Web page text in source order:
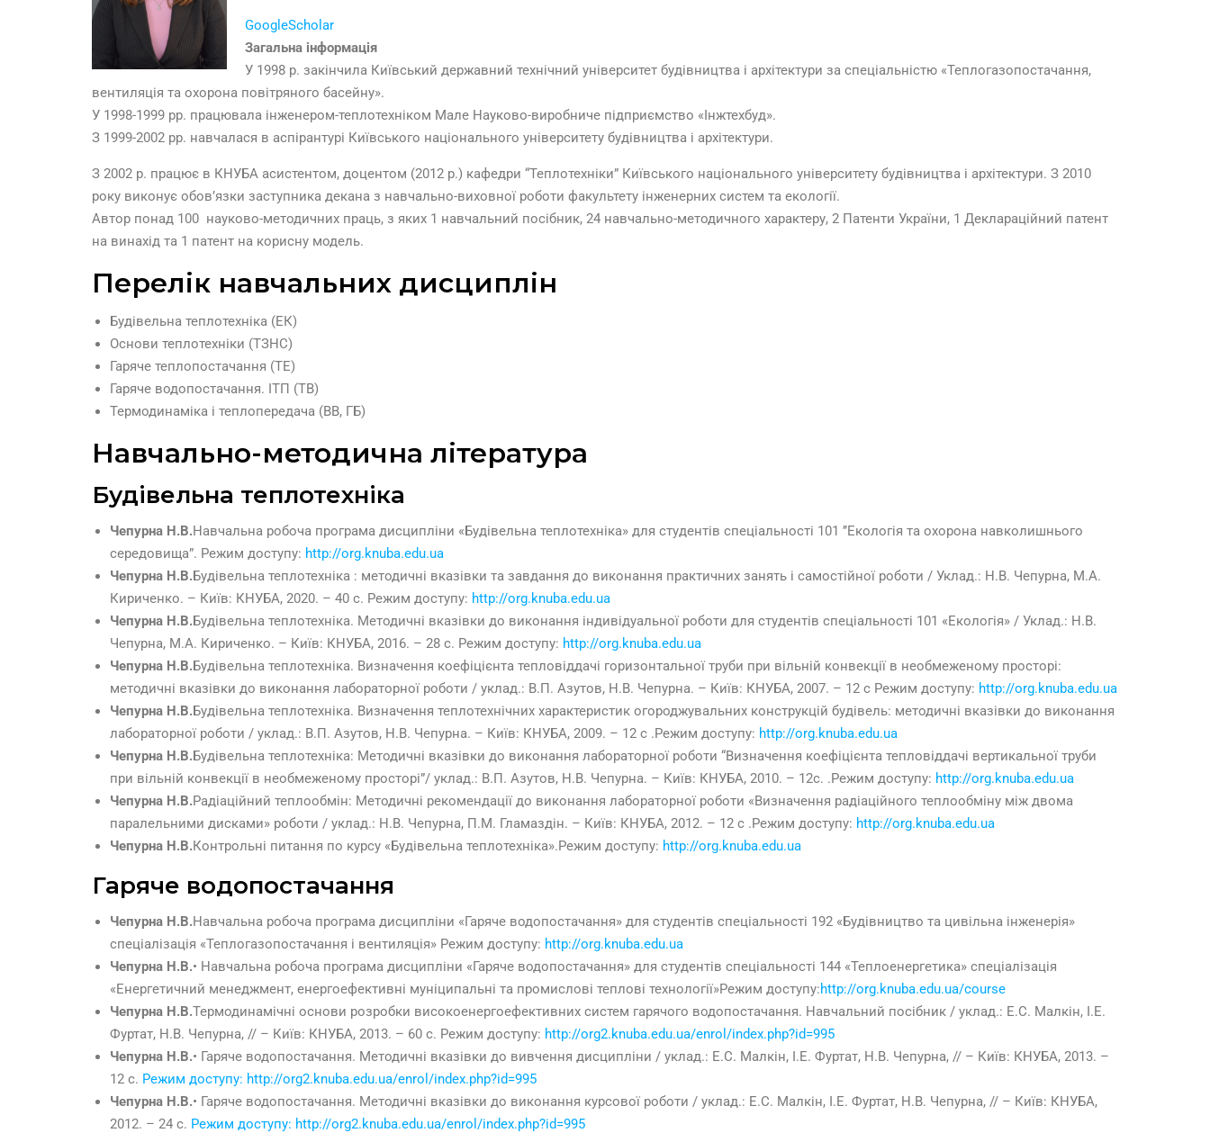
GoogleScholar
Загальна інформація
У 1998 р. закінчила Київський державний технічний університет будівництва і архітектури за спеціальністю «Теплогазопостачання,
вентиляція та охорона повітряного басейну».
У 1998-1999 рр. працювала інженером-теплотехніком Мале Науково-виробниче підприємство «Інжтехбуд».
З 1999-2002 рр. навчалася в аспірантурі Київського національного університету будівництва і архітектури.
З 2002 р. працює в КНУБА асистентом, доцентом (2012 р.) кафедри “Теплотехніки” Київського національного університету будівництва і архітектури. З 2010
року виконує обов’язки заступника декана з навчально-виховної роботи факультету інженерних систем та екології.
Автор понад 100 науково-методичних праць, з яких 1 навчальний посібник, 24 навчально-методичного характеру, 2 Патенти України, 1 Деклараційний патент
на винахід та 1 патент на корисну модель.
Перелік навчальних дисциплін
Будівельна теплотехніка (ЕК)
Основи теплотехніки (ТЗНС)
Гаряче теплопостачання (ТЕ)
Гаряче водопостачання. ІТП (ТВ)
Термодинаміка і теплопередача (ВВ, ГБ)
Навчально-методична література
Будівельна теплотехніка
Чепурна Н.В.Навчальна робоча програма дисципліни «Будівельна теплотехніка» для студентів спеціальності 101 ’’Екологія та охорона навколишнього
середовища”. Режим доступу: http://org.knuba.edu.ua
Чепурна Н.В.Будівельна теплотехніка : методичні вказівки та завдання до виконання практичних занять і самостійної роботи / Уклад.: Н.В. Чепурна, М.А.
Кириченко. – Київ: КНУБА, 2020. – 40 с. Режим доступу: http://org.knuba.edu.ua
Чепурна Н.В.Будівельна теплотехніка. Методичні вказівки до виконання індивідуальної роботи для студентів спеціальності 101 «Екологія» / Уклад.: Н.В.
Чепурна, М.А. Кириченко. – Київ: КНУБА, 2016. – 28 с. Режим доступу: http://org.knuba.edu.ua
Чепурна Н.В.Будівельна теплотехніка. Визначення коефіцієнта тепловіддачі горизонтальної труби при вільній конвекції в необмеженому просторі:
методичні вказівки до виконання лабораторної роботи / уклад.: В.П. Азутов, Н.В. Чепурна. – Київ: КНУБА, 2007. – 12 с Режим доступу: http://org.knuba.edu.ua
Чепурна Н.В.Будівельна теплотехніка. Визначення теплотехнічних характеристик огороджувальних конструкцій будівель: методичні вказівки до виконання
лабораторної роботи / уклад.: В.П. Азутов, Н.В. Чепурна. – Київ: КНУБА, 2009. – 12 с .Режим доступу: http://org.knuba.edu.ua
Чепурна Н.В.Будівельна теплотехніка: Методичні вказівки до виконання лабораторної роботи “Визначення коефіцієнта тепловіддачі вертикальної труби
при вільній конвекції в необмеженому просторі”/ уклад.: В.П. Азутов, Н.В. Чепурна. – Київ: КНУБА, 2010. – 12с. .Режим доступу: http://org.knuba.edu.ua
Чепурна Н.В.Радіаційний теплообмін: Методичні рекомендації до виконання лабораторної роботи «Визначення радіаційного теплообміну між двома
паралельними дисками» роботи / уклад.: Н.В. Чепурна, П.М. Гламаздін. – Київ: КНУБА, 2012. – 12 с .Режим доступу: http://org.knuba.edu.ua
Чепурна Н.В.Контрольні питання по курсу «Будівельна теплотехніка».Режим доступу: http://org.knuba.edu.ua
Гаряче водопостачання
Чепурна Н.В.Навчальна робоча програма дисципліни «Гаряче водопостачання» для студентів спеціальності 192 «Будівництво та цивільна інженерія»
спеціалізація «Теплогазопостачання і вентиляція» Режим доступу: http://org.knuba.edu.ua
Чепурна Н.В.• Навчальна робоча програма дисципліни «Гаряче водопостачання» для студентів спеціальності 144 «Теплоенергетика» спеціалізація
«Енергетичний менеджмент, енергоефективні муніципальні та промислові теплові технології»Режим доступу:http://org.knuba.edu.ua/course
Чепурна Н.В.Термодинамічні основи розробки високоенергоефективних систем гарячого водопостачання. Навчальний посібник / уклад.: Е.С. Малкін, І.Е.
Фуртат, Н.В. Чепурна, // – Київ: КНУБА, 2013. – 60 с. Режим доступу: http://org2.knuba.edu.ua/enrol/index.php?id=995
Чепурна Н.В.• Гаряче водопостачання. Методичні вказівки до вивчення дисципліни / уклад.: Е.С. Малкін, І.Е. Фуртат, Н.В. Чепурна, // – Київ: КНУБА, 2013. –
12 с. Режим доступу: http://org2.knuba.edu.ua/enrol/index.php?id=995
Чепурна Н.В.• Гаряче водопостачання. Методичні вказівки до виконання курсової роботи / уклад.: Е.С. Малкін, І.Е. Фуртат, Н.В. Чепурна, // – Київ: КНУБА,
2012. – 24 с. Режим доступу: http://org2.knuba.edu.ua/enrol/index.php?id=995